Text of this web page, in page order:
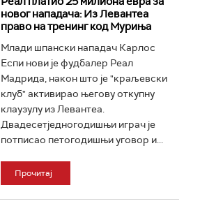
новог нападача: Из Левантеа
право на тренинг код Муриња
Млади шпански нападач Карлос
Еспи нови је фудбалер Реал
Мадрида, након што је "краљевски
клуб" активирао његову откупну
клаузулу из Левантеа.
Двадесетједногодишњи играч је
потписао петогодишњи уговор и...
Прочитај